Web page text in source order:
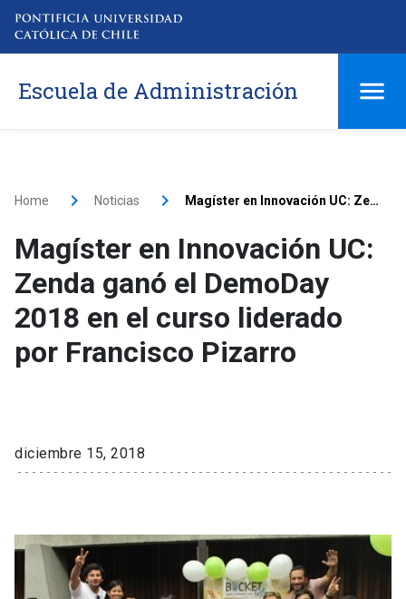
Escuela de Administración
Home Noticias Magíster en Innovación UC: Zenda ganó el DemoDay 2018 en el curso liderado por Francisco Pizarro
Magíster en Innovación UC:
Zenda ganó el DemoDay
2018 en el curso liderado
por Francisco Pizarro
diciembre 15, 2018